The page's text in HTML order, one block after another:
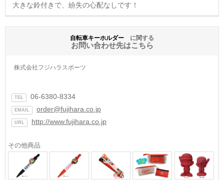
大きな鈴付きで、紛失の心配なしです！
自転車キーホルダー に関する
お問い合わせ先はこちら
株式会社フジハラスポーツ
TEL 06-6380-8334
EMAIL order@fujihara.co.jp
URL http://www.fujihara.co.jp
その他商品